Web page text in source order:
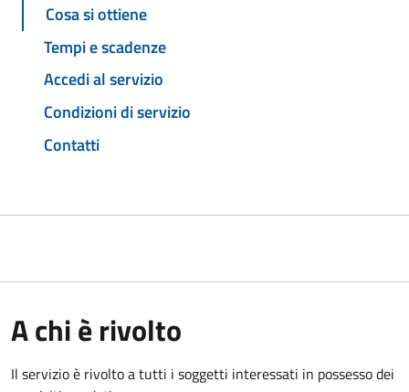
Cosa si ottiene
Tempi e scadenze
Accedi al servizio
Condizioni di servizio
Contatti
A chi è rivolto
Il servizio è rivolto a tutti i soggetti interessati in possesso dei